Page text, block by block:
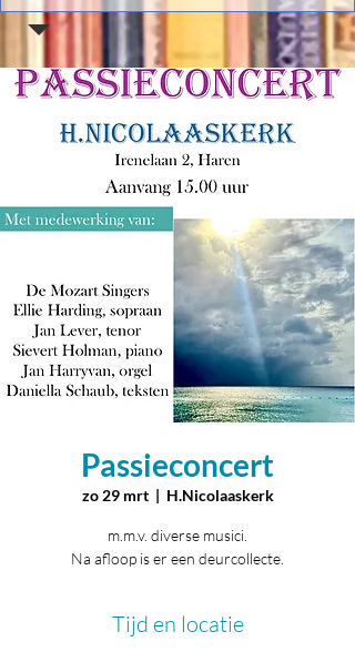
Passieconcert
zo 29 mrt
  |
H.Nicolaaskerk
m.m.v. diverse musici.
Na afloop is er een deurcollecte.
Tijd en locatie